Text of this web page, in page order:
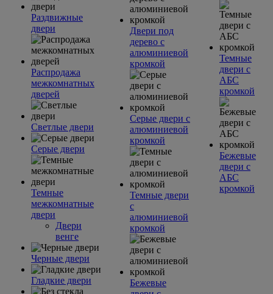
Раздвижные
двери
Распродажа
межкомнатных
дверей
Светлые двери
Серые двери
Темные
межкомнатные
двери
Двери
венге
Черные двери
Гладкие двери
Двери под
дерево с
алюминиевой
кромкой
Серые двери с
алюминиевой
кромкой
Темные двери
с
алюминиевой
кромкой
Бежевые
Темные
двери с
АБС
кромкой
Бежевые
двери с
АБС
кромкой